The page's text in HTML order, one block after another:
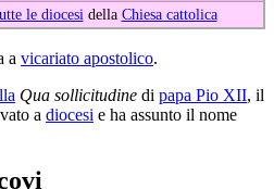
le diocesi della Chiesa cattolica
a vicariato apostolico.
Qua sollicitudine di papa Pio XII, il
a diocesi e ha assunto il nome